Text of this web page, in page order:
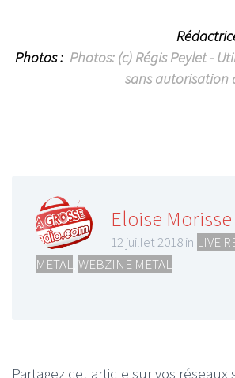
Photos : Photos: (c) Régis Peylet -
sans
Eloise Morisse
12 juillet 2018 in LIVE
METAL WEBZINE METAL
Partagez cet article sur vos réseaux